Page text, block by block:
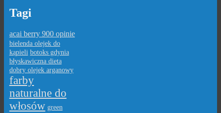
Tagi
acai berry 900 opinie
bielenda olejek do
kąpieli botoks gdynia
błyskawiczna dieta
dobry olejek arganowy
farby
naturalne do
włosów green